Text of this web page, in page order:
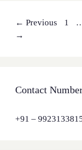
← Previous Page
1
→
Contact
+91 –